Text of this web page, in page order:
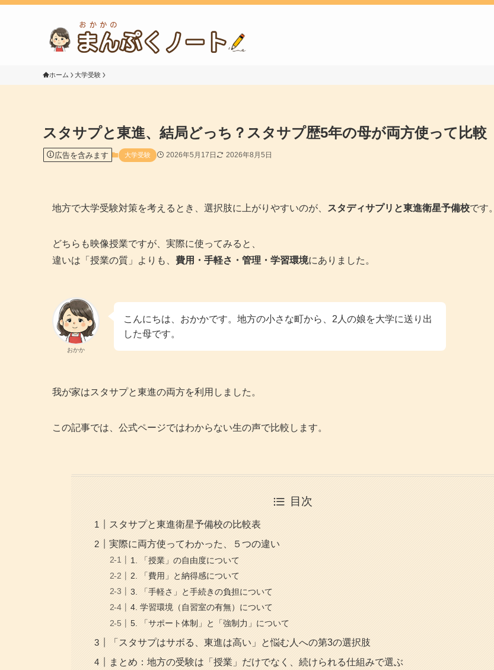
ホーム 大学受験
スタサプと東進、結局どっち？スタサプ歴5年の母が両方使って比較
広告を含みます 大学受験 2026年5月17日 2026年8月5日
地方で大学受験対策を考えるとき、選択肢に上がりやすいのが、 スタディサプリと東進衛星予備校です。
どちらも映像授業ですが、実際に使ってみると、
違いは「授業の質」よりも、 費用 ・手軽さ ・管理・学習環境にありました。
おかか
こんにちは、おかかです。地方の小さな町から、2人の娘を大学に送り出
した母です。
我が家はスタサプと東進の両方を利用しました。
この記事では、公式ページではわからない生の声で比較します。
目次
スタサプと東進衛星予備校の比較表
実際に両方使ってわかった、５つの違い
1. 「授業」の自由度について
2. 「費用」と納得感について
3. 「手軽さ」と手続きの負担について
4. 学習環境（自習室の有無）について
5. 「サポート体制」と「強制力」について
「スタサプはサボる、東進は高い」と悩む人への第3の選択肢
まとめ：地方の受験は「授業」だけでなく、続けられる仕組みで選ぶ